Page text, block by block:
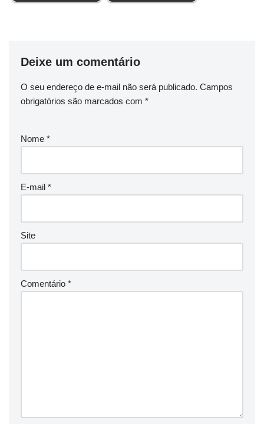
Deixe um comentário
O seu endereço de e-mail não será publicado. Campos
obrigatórios são marcados com *
Nome *
E-mail *
Site
Comentário *